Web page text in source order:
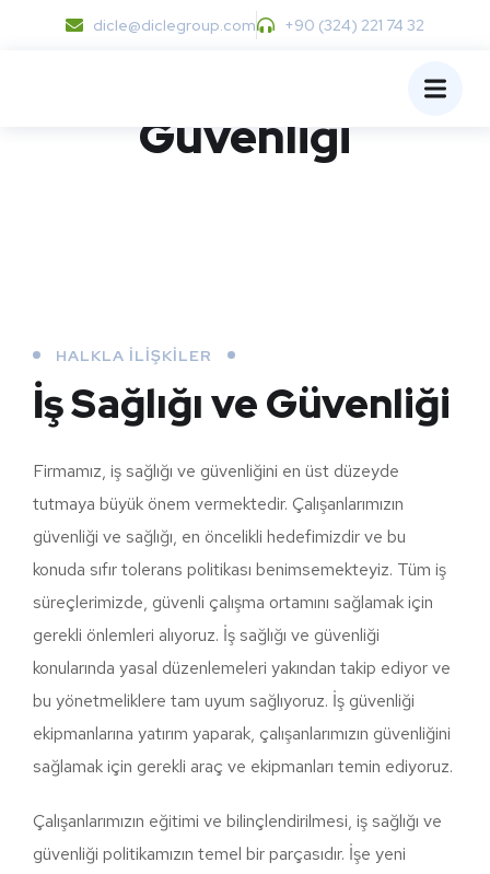
dicle@diclegroup.com +90 (324) 221 74 32
Güvenliği
HALKLA İLIŞKILER
İş Sağlığı ve Güvenliği
Firmamız, iş sağlığı ve güvenliğini en üst düzeyde
tutmaya büyük önem vermektedir. Çalışanlarımızın
güvenliği ve sağlığı, en öncelikli hedefimizdir ve bu
konuda sıfır tolerans politikası benimsemekteyiz. Tüm iş
süreçlerimizde, güvenli çalışma ortamını sağlamak için
gerekli önlemleri alıyoruz. İş sağlığı ve güvenliği
konularında yasal düzenlemeleri yakından takip ediyor ve
bu yönetmeliklere tam uyum sağlıyoruz. İş güvenliği
ekipmanlarına yatırım yaparak, çalışanlarımızın güvenliğini
sağlamak için gerekli araç ve ekipmanları temin ediyoruz.
Çalışanlarımızın eğitimi ve bilinçlendirilmesi, iş sağlığı ve
güvenliği politikamızın temel bir parçasıdır. İşe yeni